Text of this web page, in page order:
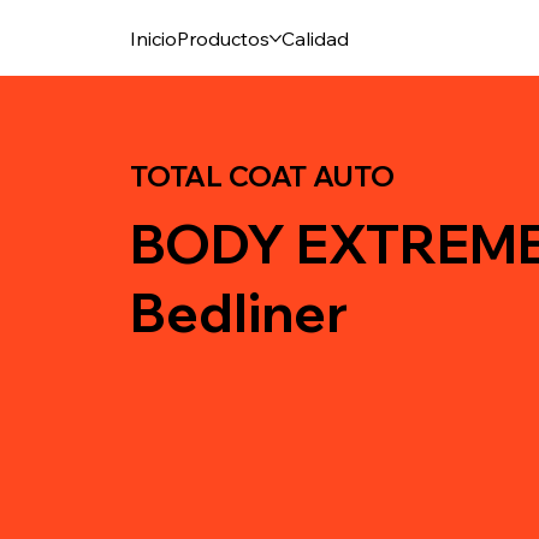
InicioProductos Calidad
TOTAL COAT AUTO
BODY
Bedliner